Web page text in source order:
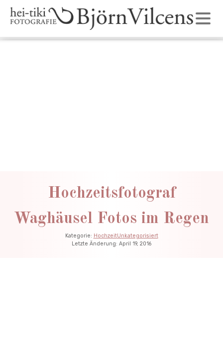
Hochzeitsfotograf
Waghäusel Fotos im Regen
Kategorie: HochzeitUnkategorisiert
Letzte Änderung: April 19, 2016